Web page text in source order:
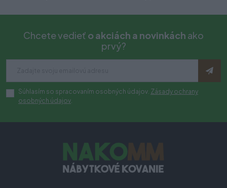
Chcete vedieť o akciách a novinkách ako
prvý?
Súhlasím so spracovaním osobných údajov. Zásady ochrany
osobných údajov